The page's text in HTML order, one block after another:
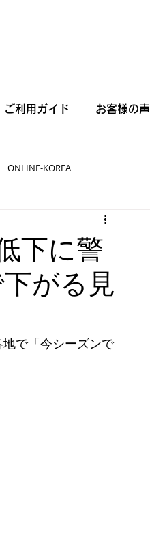
ご利用ガイド お客様の声
ONLINE-KOREA
下に警
がる見
で「今シーズンで